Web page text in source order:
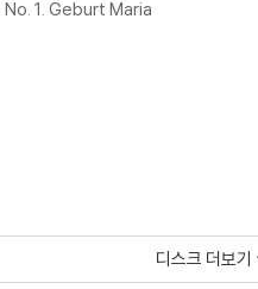
No. 1. Geburt Maria
디스크 더보기